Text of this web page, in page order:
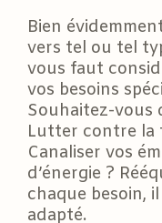
Bien
vers tel ou tel
vous faut
vos besoins
Souhaitez-vous
Lutter contre la
Canaliser vos
d’énergie ?
chaque besoin,
adapté.